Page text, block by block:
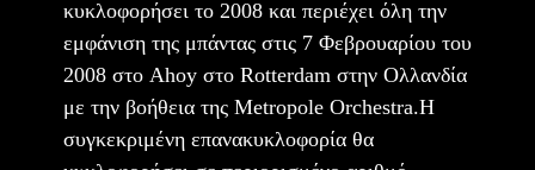
κυκλοφορήσει το 2008 και περιέχει όλη την
εμφάνιση της μπάντας στις 7 Φεβρουαρίου του
2008 στο Ahoy στο Rotterdam στην Ολλανδία
με την βοήθεια της Metropole Orchestra.H
συγκεκριμένη επανακυκλοφορία θα